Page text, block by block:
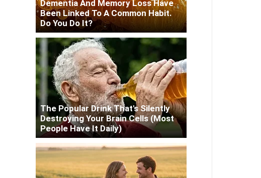
Dementia And Memory Loss Have
Been Linked To A Common Habit.
Do You Do It?
The Popular Drink That's Silently
Destroying Your Brain Cells (Most
People Have It Daily)